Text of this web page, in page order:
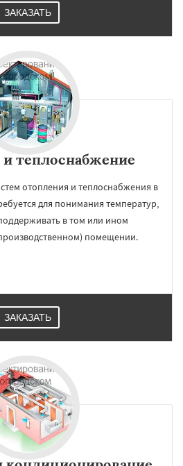
ЗАКАЗАТЬ
теплоснабжение
отопления и теплоснабжения в
для понимания температур,
в том или ином
помещении.
ЗАКАЗАТЬ